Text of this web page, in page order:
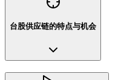
台股供应链的特点与机会